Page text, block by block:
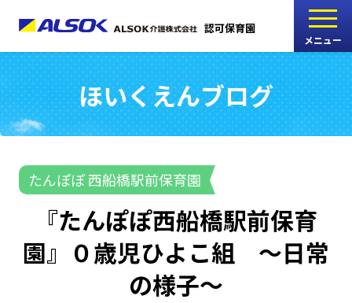
認可保育園
メニュー
こどもの家
志木中宗岡保育園
たんぽぽ
西船橋駅前保育園
たんぽぽ
海神町南保育園
ほいくえんブログ
たんぽぽ 西船橋駅前保育園
『たんぽぽ西船橋駅前保育
園』０歳児ひよこ組 ～日常
の様子～